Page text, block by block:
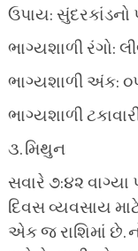
ઉપાય: સુંદરકાંડનો
ભાગ્યશાળી રંગો:
ભાગ્યશાળી અંક:
ભાગ્યશાળી
૩. મિથુન
સવારે ૭:૪૨
દિવસ વ્યવસાય
એક જ રાશિમાં છે.